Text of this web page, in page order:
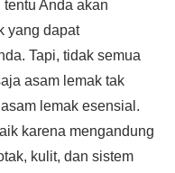
Anda akan
yang dapat
Tapi, tidak semua
asam lemak tak
lemak esensial.
karena mengandung
kulit, dan sistem